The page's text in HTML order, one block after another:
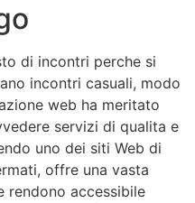
di incontri perche si
incontri casuali, modo
web ha meritato
servizi di qualita e
uno dei siti Web di
offre una vasta
rendono accessibile